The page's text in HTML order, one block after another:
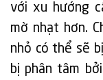
với xu hướng
mờ nhạt hơn.
nhỏ có thể sẽ
bị phân tâm